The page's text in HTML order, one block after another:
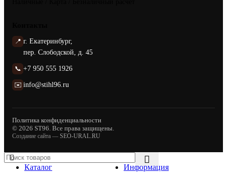
📍 г. Екатеринбург,
пер. Слободской, д. 45
📞 +7 950 555 1926
✉️ info@stihl96.ru
Политика конфиденциальности
© 2026 ST96. Все права защищены.
Создание сайта — SEO-URAL.RU
Информация
Каталог